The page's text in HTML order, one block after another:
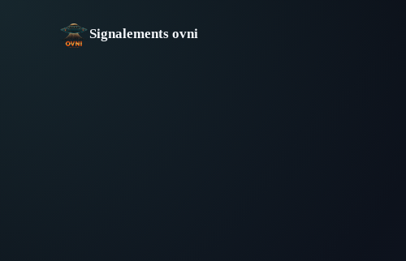
Signalements ovni